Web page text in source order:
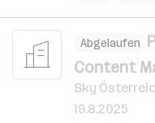
Abgelaufen
Content
Sky
19.8.2025